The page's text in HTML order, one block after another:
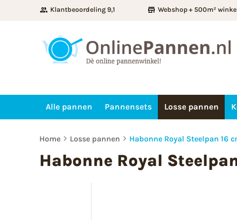
Klantbeoordeling 9,1 Webshop + 500m²
Alle pannen Pannensets Losse pannen
Home Losse pannen Habonne Royal Steelpan 16
Habonne Royal